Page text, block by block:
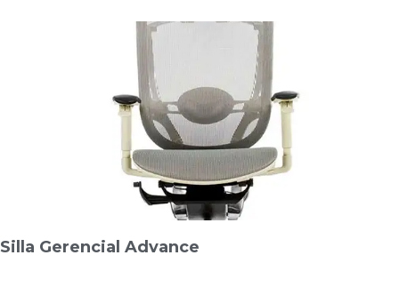
Silla Gerencial Advance